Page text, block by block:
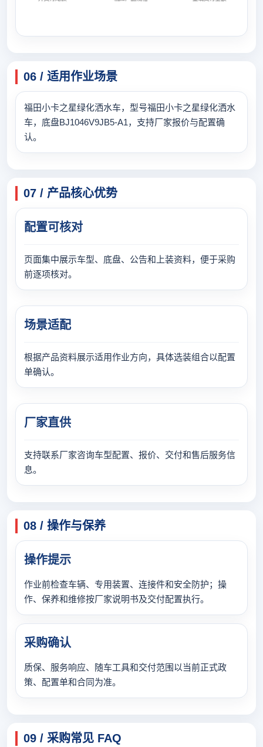
06 / 适用作业场景
福田小卡之星绿化洒水车，型号福田小卡之星绿化洒水
车，底盘BJ1046V9JB5-A1，支持厂家报价与配置确
认。
07 / 产品核心优势
配置可核对
页面集中展示车型、底盘、公告和上装资料，便于采购
前逐项核对。
场景适配
根据产品资料展示适用作业方向，具体选装组合以配置
单确认。
厂家直供
支持联系厂家咨询车型配置、报价、交付和售后服务信
息。
08 / 操作与保养
操作提示
作业前检查车辆、专用装置、连接件和安全防护；操
作、保养和维修按厂家说明书及交付配置执行。
采购确认
质保、服务响应、随车工具和交付范围以当前正式政
策、配置单和合同为准。
09 / 采购常见 FAQ